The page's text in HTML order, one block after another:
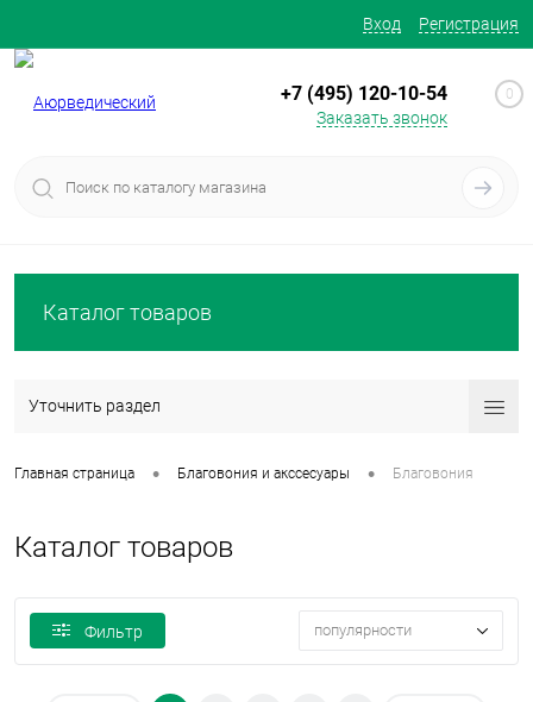
Вход Регистрация
+7 (495) 120-10-54
Заказать звонок
0
Каталог товаров
Уточнить раздел
Главная страница • Благовония и акссесуары • Благовония
Каталог товаров
Фильтр популярности